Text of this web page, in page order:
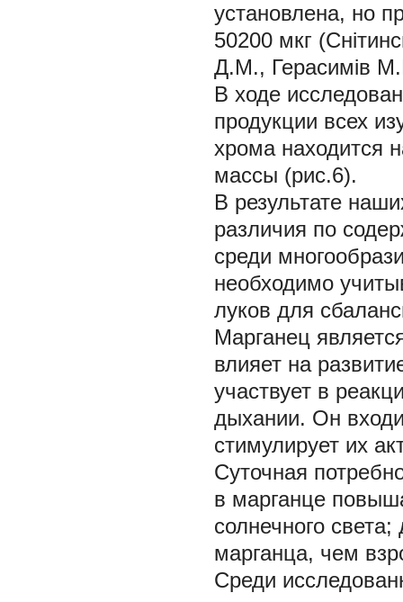
установлена, но
50200 мкг
Д.М., Герасимiв
В ходе
продукции всех
хрома находится
массы (рис.6).
В результате
различия по
среди
необходимо
луков для
Марганец
влияет на
участвует в
дыхании. Он
стимулирует их
Суточная
в марганце
солнечного
марганца, чем
Среди